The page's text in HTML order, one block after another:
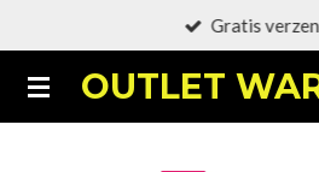
naar
de
OUTLET
Gratis